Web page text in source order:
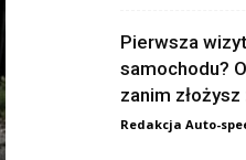
Pierwsza
samochodu?
zanim
Redakcja Auto-